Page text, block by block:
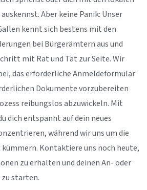
Aber keine Panik: Unser
kennt sich bestens mit den
bei Bürgerämtern aus und
mit Rat und Tat zur Seite. Wir
das erforderliche Anmeldeformular
Dokumente vorzubereiten
reibungslos abzuwickeln. Mit
dich entspannt auf dein neues
während wir uns um die
Kontaktiere uns noch heute,
zu erhalten und deinen An- oder
starten.